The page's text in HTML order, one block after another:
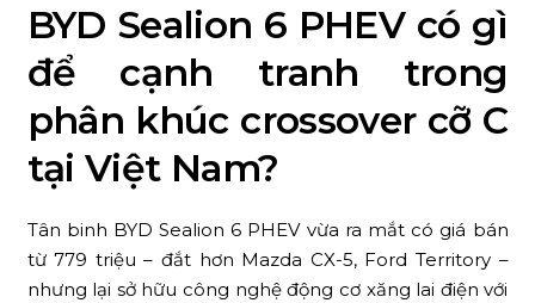
BYD Sealion 6 PHEV có gì
để cạnh tranh trong
phân khúc crossover cỡ C
tại Việt Nam?
Tân binh BYD Sealion 6 PHEV vừa ra mắt có giá bán
từ 779 triệu – đắt hơn Mazda CX-5, Ford Territory –
nhưng lại sở hữu công nghệ động cơ xăng lai điện với